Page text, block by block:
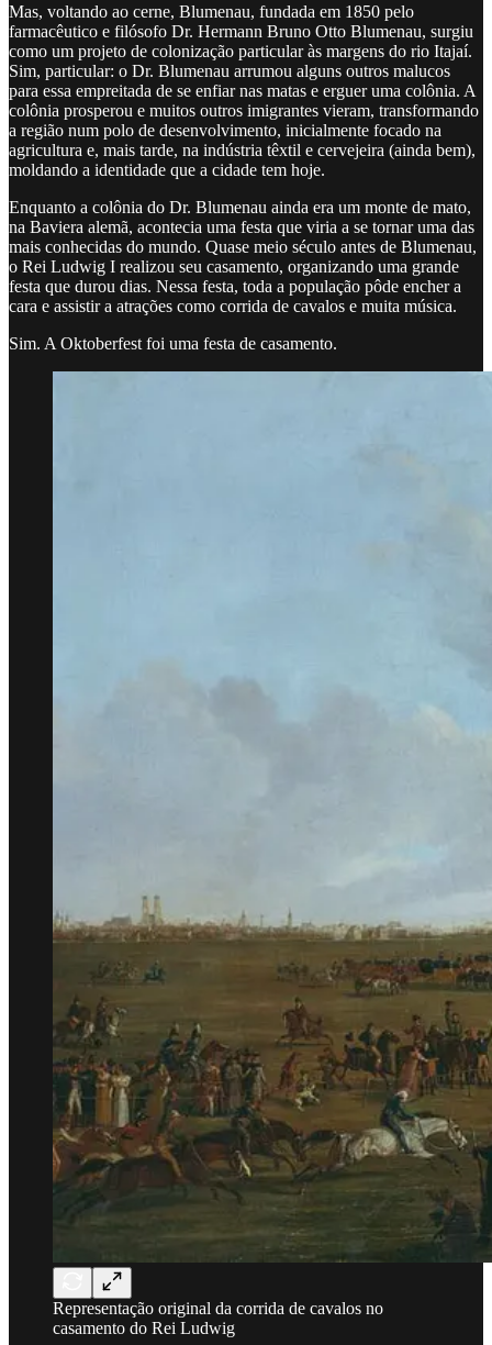
Mas, voltando ao cerne, Blumenau, fundada em 1850 pelo
farmacêutico e filósofo Dr. Hermann Bruno Otto Blumenau, surgiu
como um projeto de colonização particular às margens do rio Itajaí.
Sim, particular: o Dr. Blumenau arrumou alguns outros malucos
para essa empreitada de se enfiar nas matas e erguer uma colônia. A
colônia prosperou e muitos outros imigrantes vieram, transformando
a região num polo de desenvolvimento, inicialmente focado na
agricultura e, mais tarde, na indústria têxtil e cervejeira (ainda bem),
moldando a identidade que a cidade tem hoje.
Enquanto a colônia do Dr. Blumenau ainda era um monte de mato,
na Baviera alemã, acontecia uma festa que viria a se tornar uma das
mais conhecidas do mundo. Quase meio século antes de Blumenau,
o Rei Ludwig I realizou seu casamento, organizando uma grande
festa que durou dias. Nessa festa, toda a população pôde encher a
cara e assistir a atrações como corrida de cavalos e muita música.
Sim. A Oktoberfest foi uma festa de casamento.
Representação original da corrida de cavalos no
casamento do Rei Ludwig